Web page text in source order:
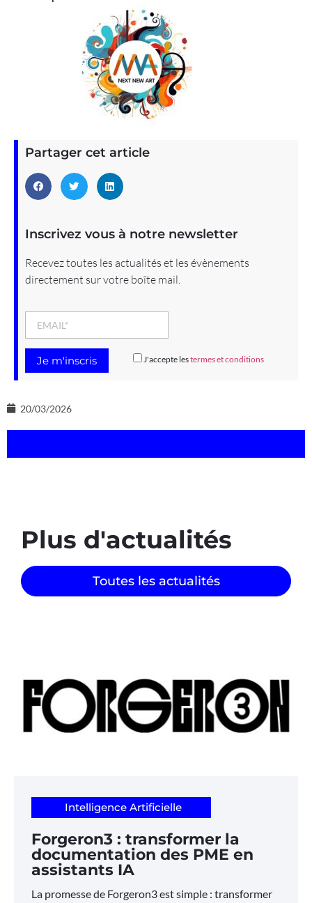
Partager cet article
Inscrivez vous à notre newsletter
Recevez toutes les actualités et les évènements
directement sur votre boîte mail.
J'accepte lestermes et conditions
20/03/2026
Plus d'actualités
Toutes les actualités
Intelligence Artificielle
Forgeron3 : transformer la
documentation des PME en
assistants IA
La promesse de Forgeron3 est simple : transformer